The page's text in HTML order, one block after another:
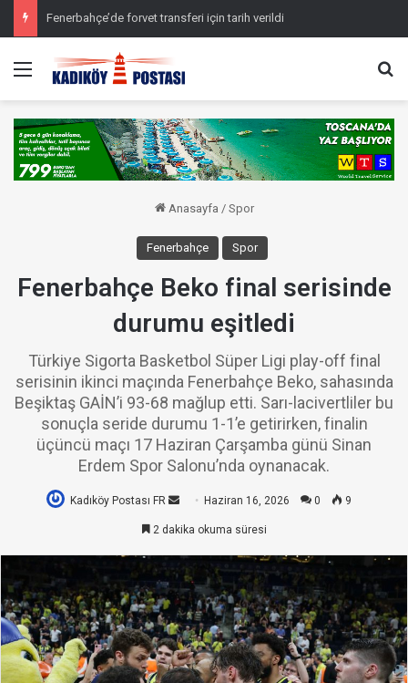
Fenerbahçe’de forvet transferi için tarih verildi
Menü
Anasayfa / Spor
Fenerbahçe Spor
Fenerbahçe Beko final serisinde
durumu eşitledi
Türkiye Sigorta Basketbol Süper Ligi play-off final
serisinin ikinci maçında Fenerbahçe Beko, sahasında
Beşiktaş GAİN’i 93-68 mağlup etti. Sarı-lacivertliler bu
sonuçla seride durumu 1-1’e getirirken, finalin
üçüncü maçı 17 Haziran Çarşamba günü Sinan
Erdem Spor Salonu’nda oynanacak.
Kadıköy Postası FR
Bir
e-
göndermek
Haziran 16, 2026 0 9
2 dakika okuma süresi